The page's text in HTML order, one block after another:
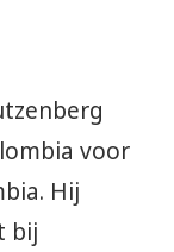
voor
Hij
bij